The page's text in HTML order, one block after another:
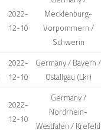
2022-
12-10
Mecklenburg-
Vorpommern /
Schwerin
2022-
12-10
Germany / Bayern /
Ostallgäu (Lkr)
2022-
12-10
Germany /
Nordrhein-
Westfalen / Krefeld